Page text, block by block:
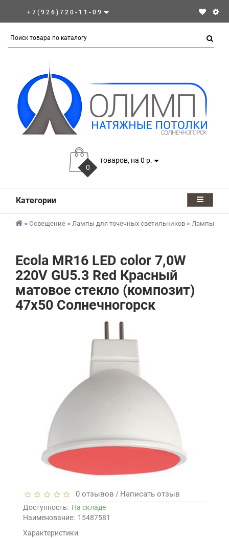
+7(926)720-11-09
0
товаров, на 0 р.
Категории
Освещение Лампы для точечных светильников Лампы для
Ecola MR16 LED color 7,0W
220V GU5.3 Red Красный
матовое стекло (композит)
47x50 Солнечногорск
0 отзывов / Написать отзыв
Доступность: На складе
Наименование: 15487581
Характеристики